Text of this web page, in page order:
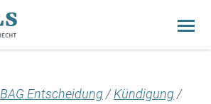
BAG Entscheidung /Kündigung /